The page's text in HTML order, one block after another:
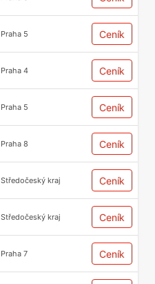
Praha 5 Ceník
Praha 4 Ceník
Praha 5 Ceník
Praha 8 Ceník
Středočeský kraj Ceník
Středočeský kraj Ceník
Praha 7 Ceník